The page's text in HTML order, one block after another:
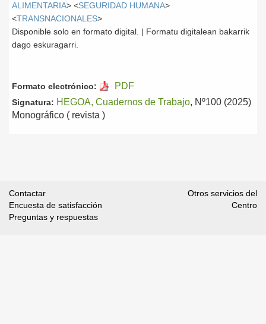
ALIMENTARIA> <SEGURIDAD HUMANA>
<TRANSNACIONALES>
Disponible solo en formato digital. | Formatu digitalean bakarrik
dago eskuragarri.
Formato electrónico: PDF
Signatura: HEGOA, Cuadernos de Trabajo, Nº100 (2025)
Monográfico ( revista )
Contactar
Encuesta de satisfacción
Preguntas y respuestas
Otros servicios del
Centro